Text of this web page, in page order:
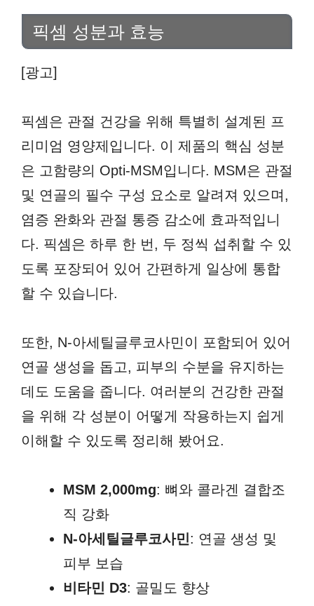
픽셈 성분과 효능
[광고]
픽셈은 관절 건강을 위해 특별히 설계된 프
리미엄 영양제입니다. 이 제품의 핵심 성분
은 고함량의 Opti-MSM입니다. MSM은 관절
및 연골의 필수 구성 요소로 알려져 있으며,
염증 완화와 관절 통증 감소에 효과적입니
다. 픽셈은 하루 한 번, 두 정씩 섭취할 수 있
도록 포장되어 있어 간편하게 일상에 통합
할 수 있습니다.
또한, N-아세틸글루코사민이 포함되어 있어
연골 생성을 돕고, 피부의 수분을 유지하는
데도 도움을 줍니다. 여러분의 건강한 관절
을 위해 각 성분이 어떻게 작용하는지 쉽게
이해할 수 있도록 정리해 봤어요.
MSM 2,000mg: 뼈와 콜라겐 결합조
직 강화
N-아세틸글루코사민: 연골 생성 및
피부 보습
비타민 D3: 골밀도 향상